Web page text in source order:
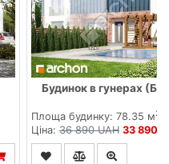
Будинок в гунерах
Площа будинку: 78.35 м2
Ціна:36 890 UAH 33 890